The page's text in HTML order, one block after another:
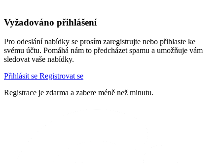
Vyžadováno přihlášení
Pro odeslání nabídky se prosím zaregistrujte nebo přihlaste ke
svému účtu. Pomáhá nám to předcházet spamu a umožňuje vám
sledovat vaše nabídky.
Přihlásit se Registrovat se
Registrace je zdarma a zabere méně než minutu.